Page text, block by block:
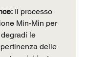
Il processo
Min-Min per
le
delle